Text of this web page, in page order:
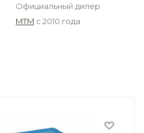
Официальный дилер
MTM с 2010 года